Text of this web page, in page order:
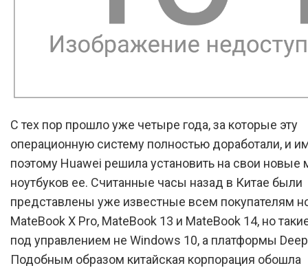
С тех пор прошло уже четыре года, за которые эту
операционную систему полностью доработали, и
поэтому Huawei решила установить на свои новые
ноутбуков ее. Считанные часы назад в Китае были
представлены уже известные всем покупателям
MateBook X Pro, MateBook 13 и MateBook 14, но
под управлением не Windows 10, а платформы
Подобным образом китайская корпорация обошла